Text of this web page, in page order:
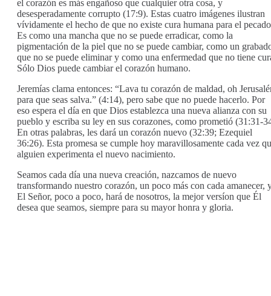
el corazón es más engañoso que cualquier otra cosa, y
desesperadamente corrupto (17:9). Estas cuatro imágenes ilustran
vívidamente el hecho de que no existe cura humana para el
Es como una mancha que no se puede erradicar, como la
pigmentación de la piel que no se puede cambiar, como un
que no se puede eliminar y como una enfermedad que no tiene
Sólo Dios puede cambiar el corazón humano.
Jeremías clama entonces: “Lava tu corazón de maldad, oh
para que seas salva.” (4:14), pero sabe que no puede hacerlo. Por
eso espera el día en que Dios establezca una nueva alianza con su
pueblo y escriba su ley en sus corazones, como prometió (31:31-
En otras palabras, les dará un corazón nuevo (32:39; Ezequiel
36:26). Esta promesa se cumple hoy maravillosamente cada vez
alguien experimenta el nuevo nacimiento.
Seamos cada día una nueva creación, nazcamos de nuevo
transformando nuestro corazón, un poco más con cada amanecer,
El Señor, poco a poco, hará de nosotros, la mejor versíon que Él
desea que seamos, siempre para su mayor honra y gloria.